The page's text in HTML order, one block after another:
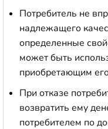
Потребитель не
надлежащего
определенные
может быть
приобретающим
При отказе
возвратить ему
потребителем по